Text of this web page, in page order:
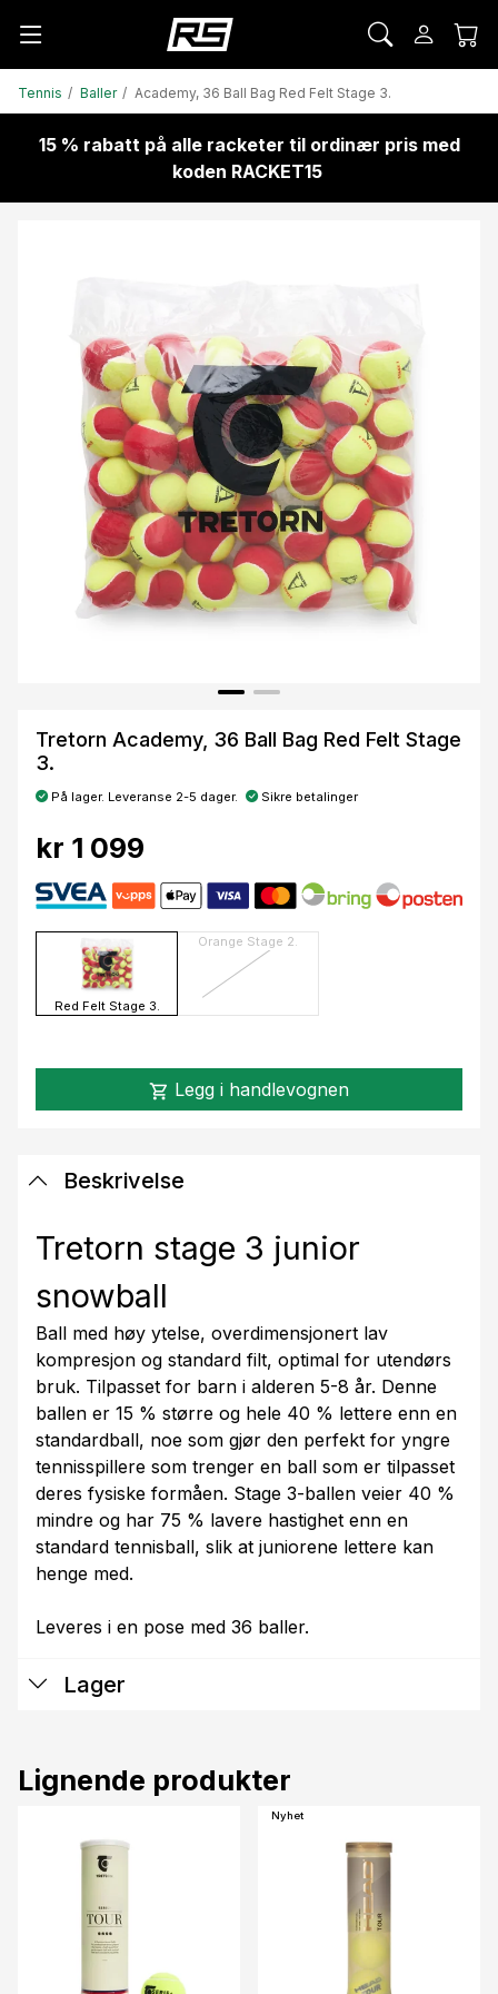
Tennis Baller Academy, 36 Ball Bag Red Felt Stage 3.
15 % rabatt på alle racketer til ordinær pris med
koden RACKET15
Tretorn Academy, 36 Ball Bag Red Felt Stage
3.
På lager. Leveranse 2-5 dager. Sikre betalinger
kr 1 099
Red Felt Stage 3.
Orange Stage 2.
shopping_cart Legg i handlevognen
Beskrivelse
Tretorn stage 3 junior
snowball
Ball med høy ytelse, overdimensjonert lav
kompresjon og standard filt, optimal for utendørs
bruk. Tilpasset for barn i alderen 5-8 år. Denne
ballen er 15 % større og hele 40 % lettere enn en
standardball, noe som gjør den perfekt for yngre
tennisspillere som trenger en ball som er tilpasset
deres fysiske formåen. Stage 3-ballen veier 40 %
mindre og har 75 % lavere hastighet enn en
standard tennisball, slik at juniorene lettere kan
henge med.
Leveres i en pose med 36 baller.
Lager
Lignende produkter
Nyhet